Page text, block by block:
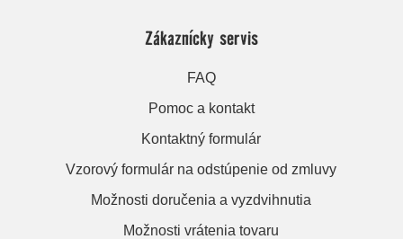
Zákaznícky servis
FAQ
Pomoc a kontakt
Kontaktný formulár
Vzorový formulár na odstúpenie od zmluvy
Možnosti doručenia a vyzdvihnutia
Možnosti vrátenia tovaru